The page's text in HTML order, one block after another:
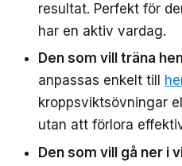
resultat. Perfekt för
har en aktiv vardag.
Den som vill träna
anpassas enkelt till
kroppsviktsövningar
utan att förlora
Den som vill gå ner i